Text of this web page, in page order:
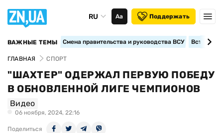
RU Аа Поддержать
ВАЖНЫЕ ТЕМЫ Смена правительства и руководства ВСУ
ГЛАВНАЯ СПОРТ
"ШАХТЕР" ОДЕРЖАЛ ПЕРВУЮ ПОБЕДУ
В ОБНОВЛЕННОЙ ЛИГЕ ЧЕМПИОНОВ
Видео
06 ноября, 2024, 22:16
Поделиться